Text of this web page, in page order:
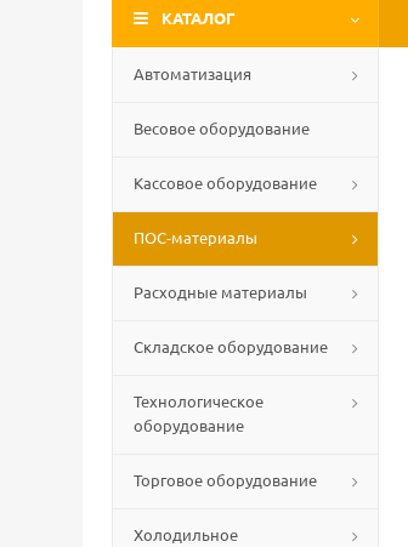
КАТАЛОГ
Автоматизация
Весовое оборудование
Кассовое оборудование
ПОС-материалы
Расходные материалы
Складское оборудование
Технологическое
оборудование
Торговое оборудование
Холодильное